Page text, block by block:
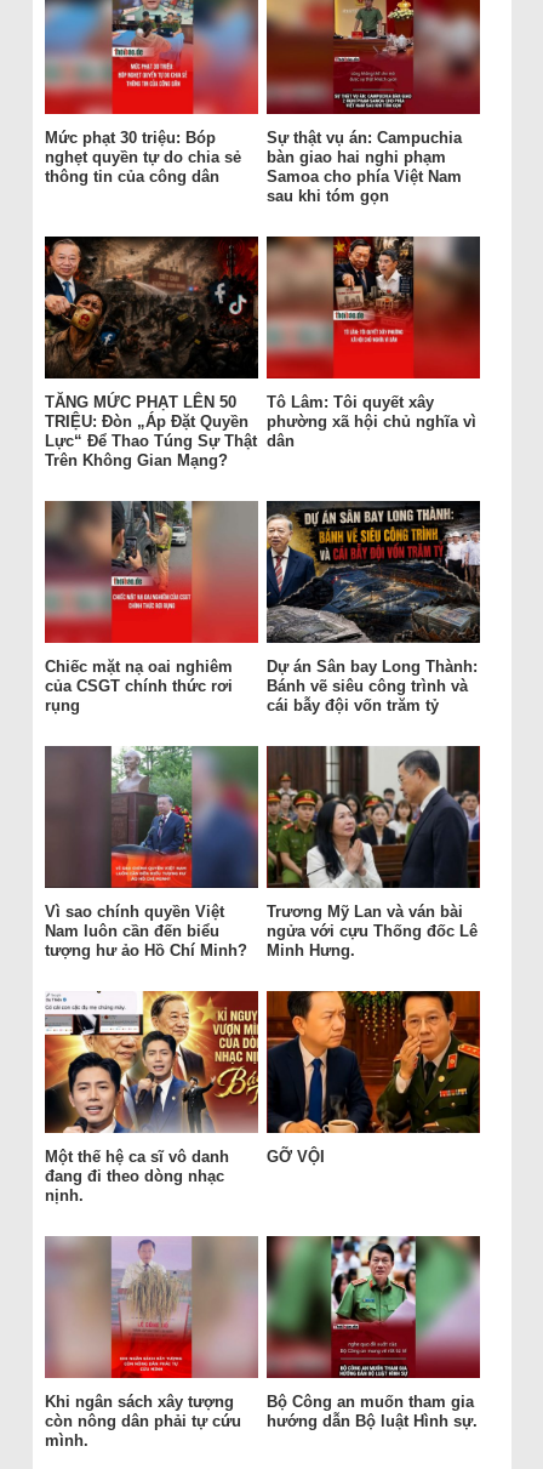
Mức phạt 30 triệu: Bóp
nghẹt quyền tự do chia sẻ
thông tin của công dân
Sự thật vụ án: Campuchia
bàn giao hai nghi phạm
Samoa cho phía Việt Nam
sau khi tóm gọn
TĂNG MỨC PHẠT LÊN 50
TRIỆU: Đòn „Áp Đặt Quyền
Lực“ Để Thao Túng Sự Thật
Trên Không Gian Mạng?
Tô Lâm: Tôi quyết xây
phường xã hội chủ nghĩa vì
dân
Chiếc mặt nạ oai nghiêm
của CSGT chính thức rơi
rụng
Dự án Sân bay Long Thành:
Bánh vẽ siêu công trình và
cái bẫy đội vốn trăm tỷ
Vì sao chính quyền Việt
Nam luôn cần đến biểu
tượng hư ảo Hồ Chí Minh?
Trương Mỹ Lan và ván bài
ngửa với cựu Thống đốc Lê
Minh Hưng.
Một thế hệ ca sĩ vô danh
đang đi theo dòng nhạc
nịnh.
GỠ VỘI
Khi ngân sách xây tượng
còn nông dân phải tự cứu
mình.
Bộ Công an muốn tham gia
hướng dẫn Bộ luật Hình sự.